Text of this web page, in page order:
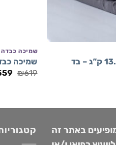
שמיכה כבדה ליחיד 13.6 ק”ג – בד
שמיכה כבדה
שמיכה כבדה ליחיד
₪619
באתר זה